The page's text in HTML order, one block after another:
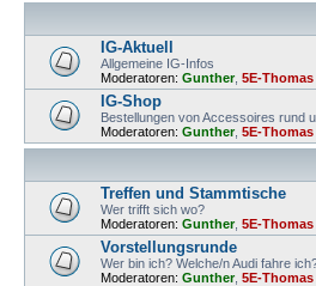
IG-Aktuell
Allgemeine IG-Infos
Moderatoren: Gunther, 5E-Thomas
IG-Shop
Bestellungen von Accessoires rund
Moderatoren: Gunther, 5E-Thomas
Treffen und Stammtische
Wer trifft sich wo?
Moderatoren: Gunther, 5E-Thomas
Vorstellungsrunde
Wer bin ich? Welche/n Audi fahre
Moderatoren: Gunther, 5E-Thomas